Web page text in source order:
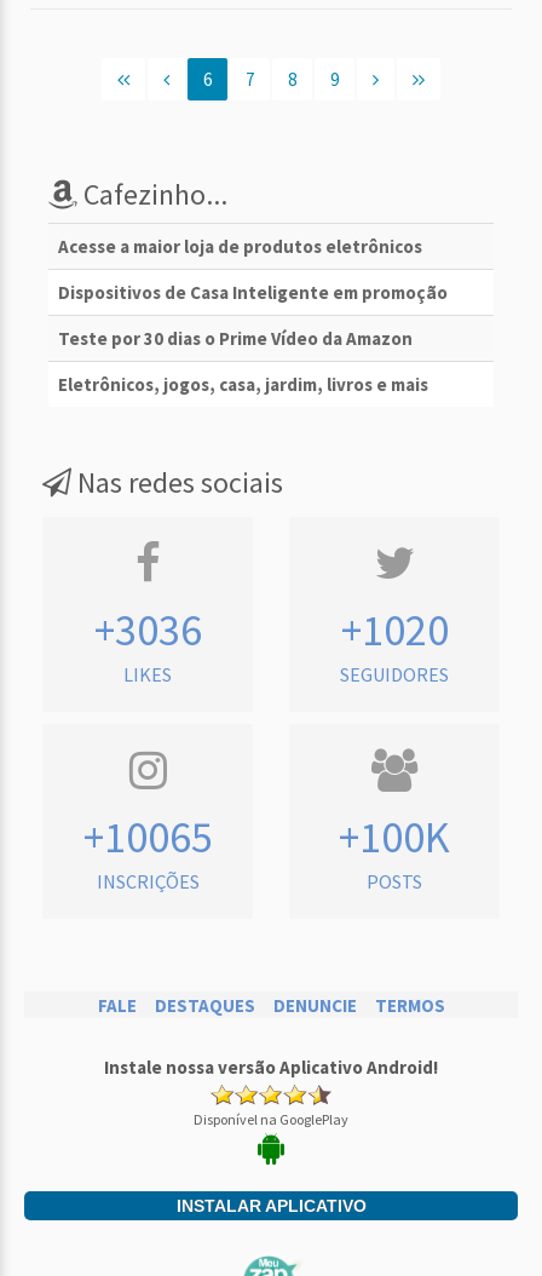
6 7 8 9
Cafezinho...
Acesse a maior loja de produtos eletrônicos
Dispositivos de Casa Inteligente em promoção
Teste por 30 dias o Prime Vídeo da Amazon
Eletrônicos, jogos, casa, jardim, livros e mais
Nas redes sociais
+3036
LIKES
+1020
SEGUIDORES
+10065
INSCRIÇÕES
+100K
POSTS
FALE DESTAQUES DENUNCIE TERMOS
Instale nossa versão Aplicativo Android!
Disponível na GooglePlay
INSTALAR APLICATIVO